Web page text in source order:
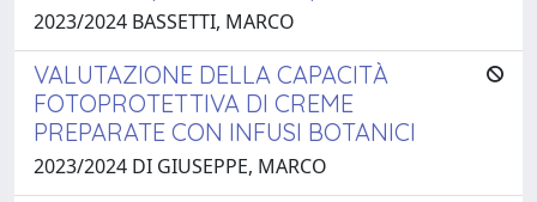
2023/2024 BASSETTI, MARCO
VALUTAZIONE DELLA CAPACITÀ
FOTOPROTETTIVA DI CREME
PREPARATE CON INFUSI BOTANICI
2023/2024 DI GIUSEPPE, MARCO